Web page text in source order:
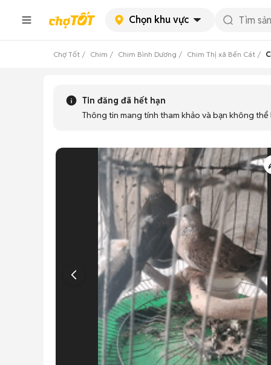
Chọn khu vực
Chợ Tốt Chim Chim Bình Dương Chim Thị xã Bến Cát
Tin đăng đã hết hạn
Thông tin mang tính tham khảo và bạn không